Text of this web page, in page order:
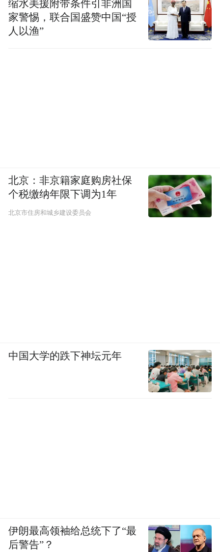
缩水美援附带条件引非洲国
家警惕，联合国盛赞中国“授
人以渔”
北京：非京籍家庭购房社保
个税缴纳年限下调为1年
北京市住房和城乡建设委员会
中国大学的跌下神坛元年
伊朗最高领袖给总统下了“最
后警告”？